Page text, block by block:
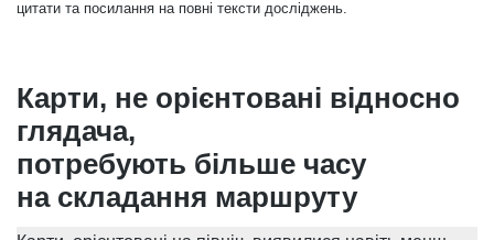
цитати та посилання на повні тексти досліджень.
Карти, не орієнтовані відносно
глядача,
потребують більше часу
на складання маршруту